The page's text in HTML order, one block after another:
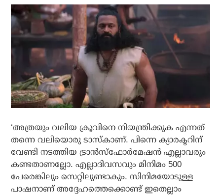
‘അത്രയും വലിയ ക്രൂവിനെ നിയന്ത്രിക്കുക എന്നത്
തന്നെ വലിയൊരു ടാസ്‌കാണ്. പിന്നെ ക്യാരക്ടറിന്
വേണ്ടി നടത്തിയ ട്രാന്‍സ്‌ഫോര്‍മേഷന്‍ എല്ലാവരും
കണ്ടതാണല്ലോ. എല്ലാദിവസവും മിനിമം 500
പേരെങ്കിലും സെറ്റിലുണ്ടാകും. സിനിമയോടുള്ള
പാഷനാണ് അദ്ദേഹത്തെക്കൊണ്ട് ഇതെല്ലാം